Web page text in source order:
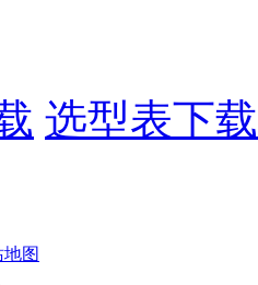
选型表下载
地图